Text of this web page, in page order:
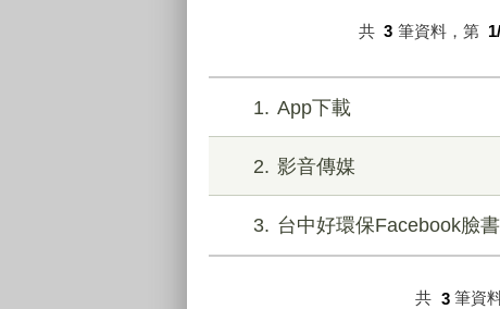
共 3 筆資料，第
1 App下載
2 影音傳媒
3 台中好環保Facebook臉
共 3 筆資